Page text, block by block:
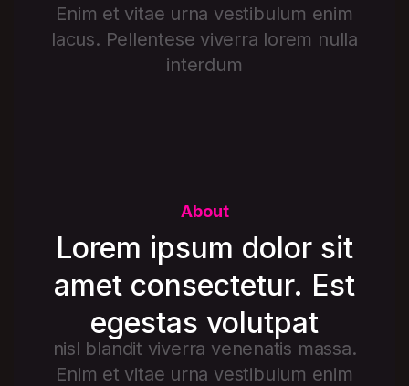
Enim et vitae urna vestibulum enim
lacus. Pellentese viverra lorem nulla
interdum
About
Lorem ipsum dolor sit
amet consectetur. Est
egestas volutpat
nisl blandit viverra venenatis massa.
Enim et vitae urna vestibulum enim